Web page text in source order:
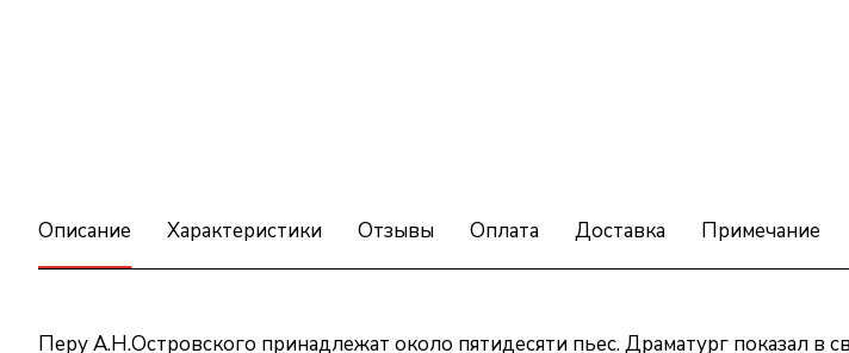
Описание Характеристики Отзывы Оплата Доставка Примечание
Перу А.Н.Островского принадлежат около пятидесяти пьес. Драматург показал